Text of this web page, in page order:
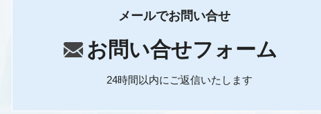
メールでお問い合せ
お問い合せフォーム
24時間以内にご返信いたします